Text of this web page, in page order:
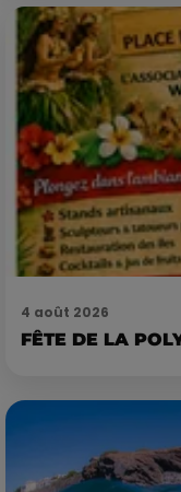
4 août 2026
FÊTE DE LA